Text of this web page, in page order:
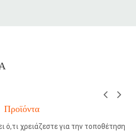
Προϊόντα
ό,τι χρειάζεστε για την τοποθέτηση